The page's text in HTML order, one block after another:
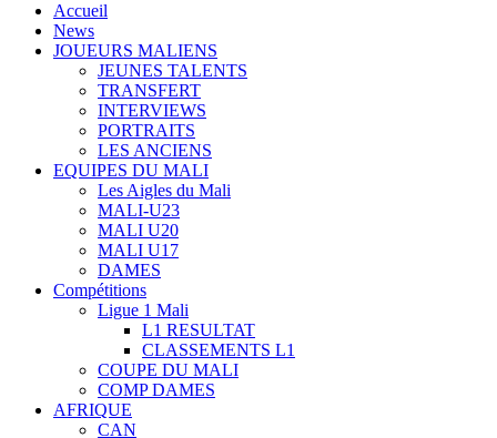
Accueil
News
JOUEURS MALIENS
JEUNES TALENTS
TRANSFERT
INTERVIEWS
PORTRAITS
LES ANCIENS
EQUIPES DU MALI
Les Aigles du Mali
MALI-U23
MALI U20
MALI U17
DAMES
Compétitions
Ligue 1 Mali
L1 RESULTAT
CLASSEMENTS L1
COUPE DU MALI
COMP DAMES
AFRIQUE
CAN